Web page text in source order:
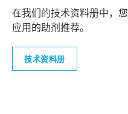
在我们的技术资料册中，
应用的助剂推荐。
技术资料册